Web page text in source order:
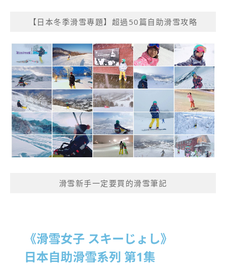
【日本冬季滑雪專題】超過50篇自助滑雪攻略
滑雪新手一定要買的滑雪筆記